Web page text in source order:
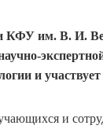
КФУ им. В. И.
и
и